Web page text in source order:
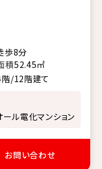
歩8分
積52.45㎡
/12階建て
ル電化マンション
お問い合わせ